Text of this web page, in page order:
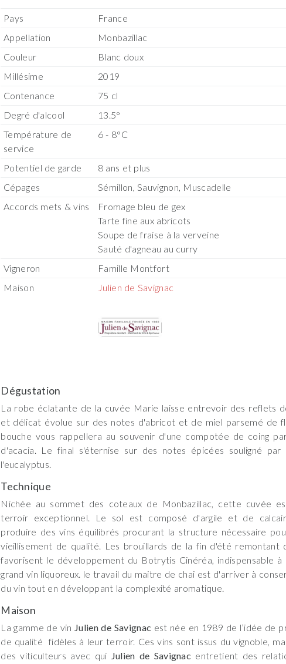
Pays
France
Appellation
Monbazillac
Couleur
Blanc doux
Millésime
2019
Contenance
75 cl
Degré d'alcool
13.5°
Température de
service
6 - 8°C
Potentiel de garde
8 ans et plus
Cépages
Sémillon, Sauvignon, Muscadelle
Accords mets & vins
Fromage bleu de gex
Tarte fine aux abricots
Soupe de fraise à la verveine
Sauté d'agneau au curry
Vigneron
Famille Montfort
Maison
Julien de Savignac
Dégustation
La robe éclatante de la cuvée Marie laisse entrevoir des reflets
et délicat évolue sur des notes d'abricot et de miel parsemé de
bouche vous rappellera au souvenir d'une compotée de coing
d'acacia. Le final s'éternise sur des notes épicées souligné
l'eucalyptus.
Technique
Nichée au sommet des coteaux de Monbazillac, cette cuvée
terroir exceptionnel. Le sol est composé d'argile et de
produire des vins équilibrés procurant la structure nécessaire
vieillisement de qualité. Les brouillards de la fin d'été remontant
favorisent le développement du Botrytis Cinéréa, indispensable à
grand vin liquoreux. le travail du maitre de chai est d'arriver à
du vin tout en développant la complexité aromatique.
Maison
La gamme de vin Julien de Savignac est née en 1989 de l’idée de
de qualité fidèles à leur terroir. Ces vins sont issus du vignoble,
des viticulteurs avec qui Julien de Savignac entretient des